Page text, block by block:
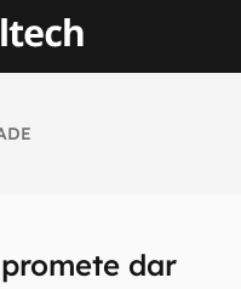
dar
em primeira